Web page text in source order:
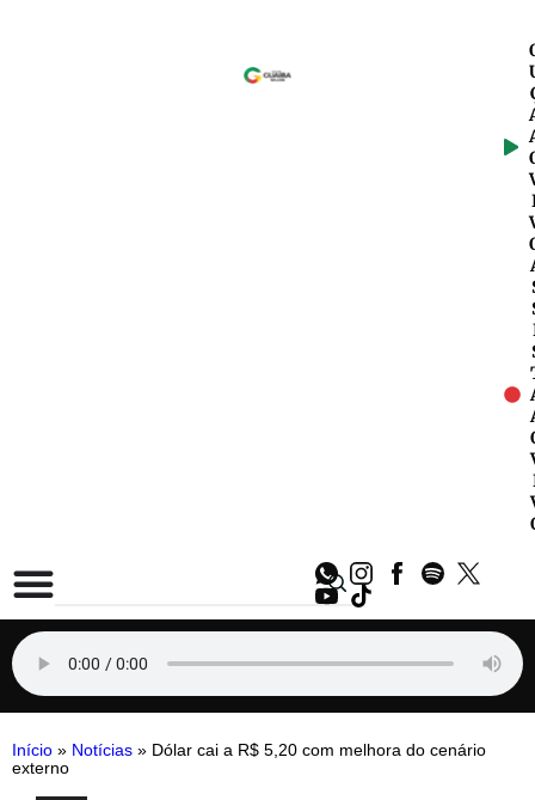
Início » Notícias » Dólar cai a R$ 5,20 com melhora do cenário
externo